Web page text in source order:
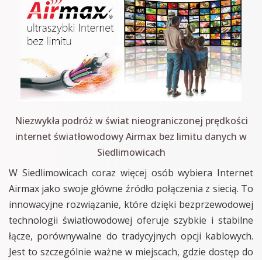
Niezwykła podróż w świat nieograniczonej prędkości
internet światłowodowy Airmax bez limitu danych w
Siedlimowicach
W Siedlimowicach coraz więcej osób wybiera Internet
Airmax jako swoje główne źródło połączenia z siecią. To
innowacyjne rozwiązanie, które dzięki bezprzewodowej
technologii światłowodowej oferuje szybkie i stabilne
łącze, porównywalne do tradycyjnych opcji kablowych.
Jest to szczególnie ważne w miejscach, gdzie dostęp do